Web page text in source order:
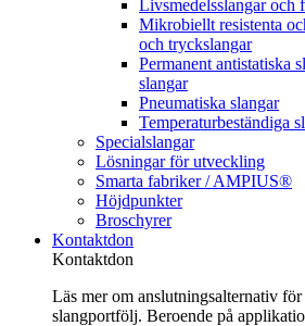
Livsmedelsslangar och
Mikrobiellt resistenta
och tryckslangar
Permanent antistatiska
slangar
Pneumatiska slangar
Temperaturbeständiga
Specialslangar
Lösningar för utveckling
Smarta fabriker / AMPIUS®
Höjdpunkter
Broschyrer
Kontaktdon
Kontaktdon
Läs mer om anslutningsalternativ
slangportfölj. Beroende på